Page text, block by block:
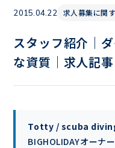
2015.04.22 求人募集に関
スタッフ紹介｜
な資質｜求人記事
Totty / scuba
BIGHOLIDAYオーナ